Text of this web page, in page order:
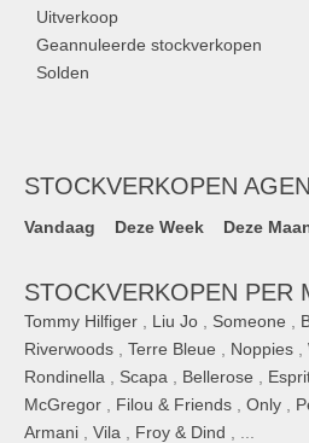
Uitverkoop
Geannuleerde stockverkopen
Solden
STOCKVERKOPEN
Vandaag Deze Week Deze
STOCKVERKOPEN PER
Tommy Hilfiger Liu Jo Someone
Riverwoods
Terre Bleue Noppies
Rondinella
Scapa Bellerose
McGregor
Filou & Friends Only
Armani
Vila Froy & Dind